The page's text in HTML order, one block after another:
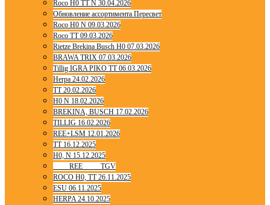
Roco H0 TT N 30.04.2026
Обновление ассортимента Пересвет
Roco H0 N 09.03.2026
Roco TT 09.03.2026
Rietze Brekina Busch H0 07.03.2026
BRAWA TRIX 07.03.2026
Tillig IGRA PIKO TT 06.03.2026
Herpa 24.02.2026
TT 20.02.2026
H0 N 18.02.2026
BREKINA, BUSCH 17.02.2026
TILLIG 16.02.2026
REE+LSM 12.01.2026
TT 16.12.2025
H0, N 15.12.2025
____ REE ____ TGV
ROCO H0, TT 26.11.2025
ESU 06.11.2025
HERPA 24.10.2025